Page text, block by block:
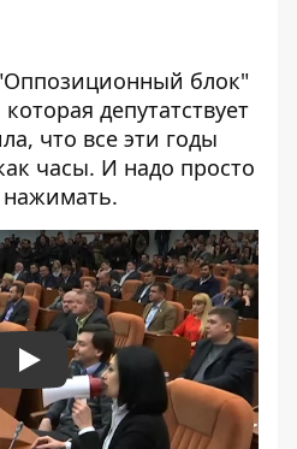
блок"
депутатствует
что все эти годы
часы. И надо просто
Play